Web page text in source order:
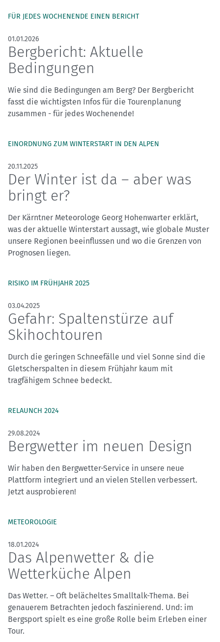
FÜR JEDES WOCHENENDE EINEN BERICHT
01.01.2026
Bergbericht: Aktuelle
Bedingungen
Wie sind die Bedingungen am Berg? Der Bergbericht
fasst die wichtigsten Infos für die Tourenplanung
zusammen - für jedes Wochenende!
EINORDNUNG ZUM WINTERSTART IN DEN ALPEN
20.11.2025
Der Winter ist da – aber was
bringt er?
Der Kärntner Meteorologe Georg Hohenwarter erklärt,
was der aktuelle Winterstart aussagt, wie globale Muster
unsere Regionen beeinflussen und wo die Grenzen von
Prognosen liegen.
RISIKO IM FRÜHJAHR 2025
03.04.2025
Gefahr: Spaltenstürze auf
Skihochtouren
Durch die geringen Schneefälle und viel Sonne sind die
Gletscherspalten in diesem Frühjahr kaum mit
tragfähigem Schnee bedeckt.
RELAUNCH 2024
29.08.2024
Bergwetter im neuen Design
Wir haben den Bergwetter-Service in unsere neue
Plattform integriert und an vielen Stellen verbessert.
Jetzt ausprobieren!
METEOROLOGIE
18.01.2024
Das Alpenwetter & die
Wetterküche Alpen
Das Wetter. – Oft belächeltes Smalltalk-Thema. Bei
genauerem Betrachten jedoch faszinierend. Und: im
Bergsport spielt es eine große Rolle beim Erleben einer
Tour.